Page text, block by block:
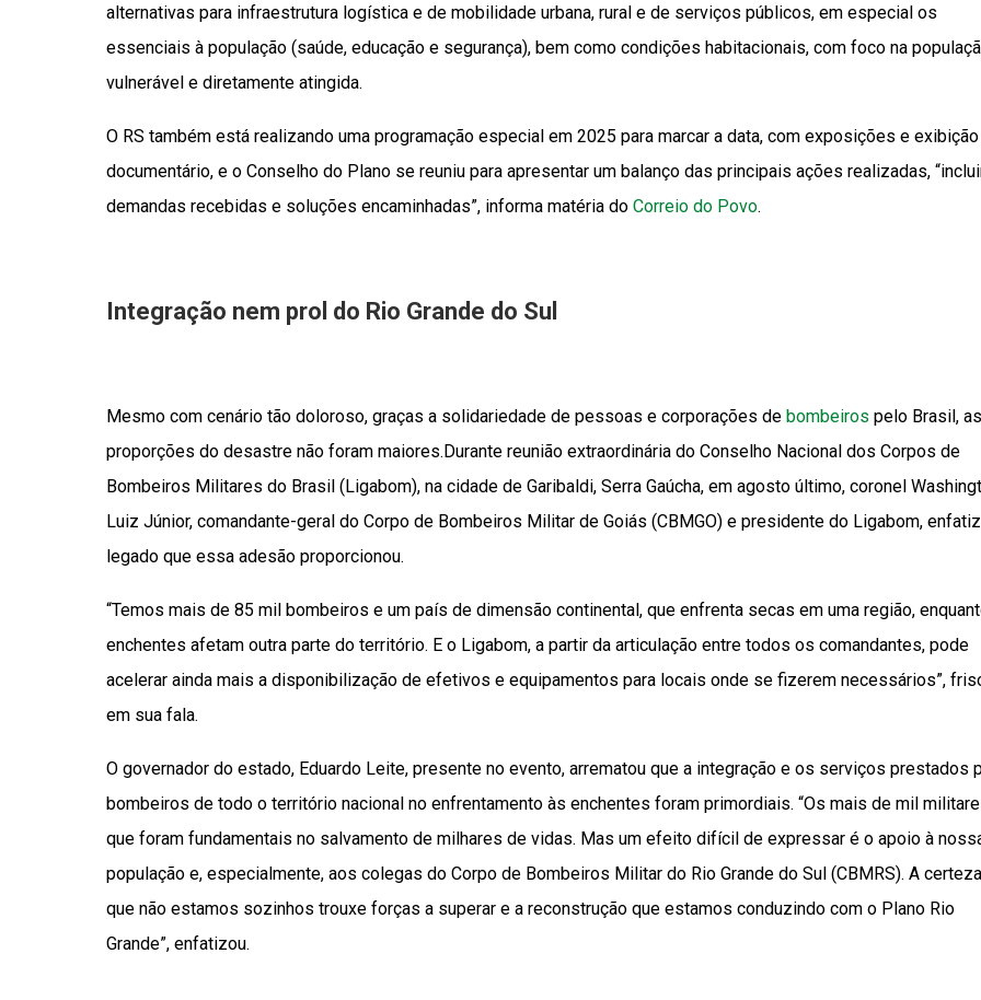
alternativas para infraestrutura logística e de mobilidade urbana, rural e de serviços públicos, em especial os
essenciais à população (saúde, educação e segurança), bem como condições habitacionais, com foco na
vulnerável e diretamente atingida.
O RS também está realizando uma programação especial em 2025 para marcar a data, com exposições e
documentário, e o Conselho do Plano se reuniu para apresentar um balanço das principais ações realizadas,
demandas recebidas e soluções encaminhadas”, informa matéria do Correio do Povo.
Integração nem prol do Rio Grande do Sul
Mesmo com cenário tão doloroso, graças a solidariedade de pessoas e corporações de bombeiros pelo Brasil, as
proporções do desastre não foram maiores.Durante reunião extraordinária do Conselho Nacional dos Corpos de
Bombeiros Militares do Brasil (Ligabom), na cidade de Garibaldi, Serra Gaúcha, em agosto último, coronel
Luiz Júnior, comandante-geral do Corpo de Bombeiros Militar de Goiás (CBMGO) e presidente do Ligabom,
legado que essa adesão proporcionou.
“Temos mais de 85 mil bombeiros e um país de dimensão continental, que enfrenta secas em uma região,
enchentes afetam outra parte do território. E o Ligabom, a partir da articulação entre todos os comandantes, pode
acelerar ainda mais a disponibilização de efetivos e equipamentos para locais onde se fizerem necessários”,
em sua fala.
O governador do estado, Eduardo Leite, presente no evento, arrematou que a integração e os serviços prestados
bombeiros de todo o território nacional no enfrentamento às enchentes foram primordiais. “Os mais de mil
que foram fundamentais no salvamento de milhares de vidas. Mas um efeito difícil de expressar é o apoio à
população e, especialmente, aos colegas do Corpo de Bombeiros Militar do Rio Grande do Sul (CBMRS). A
que não estamos sozinhos trouxe forças a superar e a reconstrução que estamos conduzindo com o Plano Rio
Grande”, enfatizou.